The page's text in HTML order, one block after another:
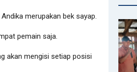
merupakan bek sayap.
pemain saja.
akan mengisi setiap posisi